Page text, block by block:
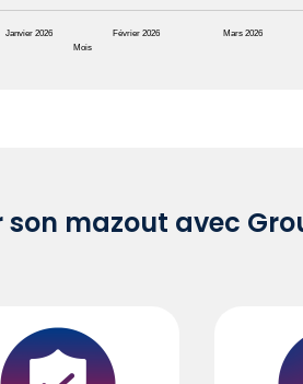
Mois
Janvier 2026 Février 2026 Mars 2026
mazout avec